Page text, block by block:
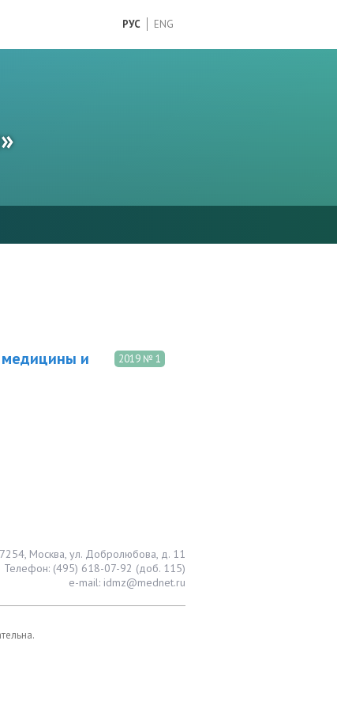
РУС ENG
2019 № 1
медицины и
Москва, ул. Добролюбова, д. 11
Телефон: (495) 618-07-92 (доб. 115)
e-mail: idmz@mednet.ru